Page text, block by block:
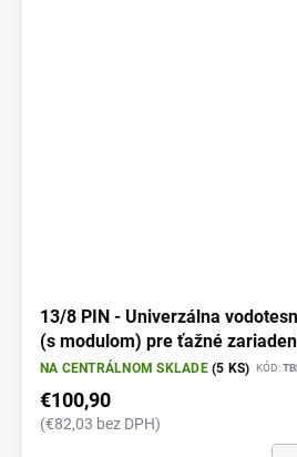
13/8 PIN - Univerzálna
(s modulom) pre ťažné
NA CENTRÁLNOM SKLADE(5 KS) KÓD:
€100,90
(€82,03 bez DPH)